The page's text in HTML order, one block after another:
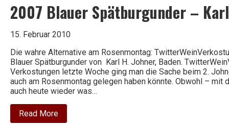
St.
Antony
2007 Blauer Spätburgunder –
15. Februar 2010
Die wahre Alternative am Rosenmontag:
Blauer Spätburgunder von Karl H. Johner, Baden.
Verkostungen letzte Woche ging man die Sache beim 2.
auch am Rosenmontag gelegen haben könnte. Obwohl –
auch heute wieder was…
Read Moreabout
2007